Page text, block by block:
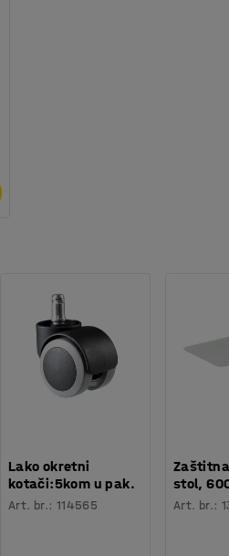
Lako okretni
kotači:5kom u pak.
Art. br.: 114565
stol,
Art. br.: